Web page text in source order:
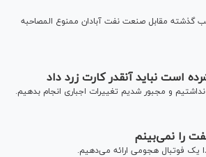
گذشته مقابل صنعت نفت آبادان ممنوع المصاحبه
است نباید آنقدر کارت زرد داد
را نمی‌بینم
یک فوتبال هجومی ارائه می‌دهیم.